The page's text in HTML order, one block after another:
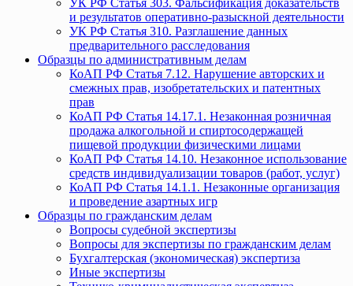
УК РФ Статья 303. Фальсификация доказательств
и результатов оперативно-разыскной деятельности
УК РФ Статья 310. Разглашение данных
предварительного расследования
Образцы по административным делам
КоАП РФ Статья 7.12. Нарушение авторских и
смежных прав, изобретательских и патентных
прав
КоАП РФ Статья 14.17.1. Незаконная розничная
продажа алкогольной и спиртосодержащей
пищевой продукции физическими лицами
КоАП РФ Статья 14.10. Незаконное использование
средств индивидуализации товаров (работ, услуг)
КоАП РФ Статья 14.1.1. Незаконные организация
и проведение азартных игр
Образцы по гражданским делам
Вопросы судебной экспертизы
Вопросы для экспертизы по гражданским делам
Бухгалтерская (экономическая) экспертиза
Иные экспертизы